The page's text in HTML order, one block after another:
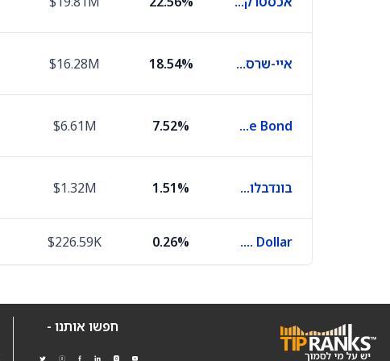
איי-שרס פולן אנג'לס יואסדי בונד 18.54%
$16.28M
BondBloxx BB-Rated USD High Yield Corporate Bond
7.52%
$6.61M
בונדבלוקס CCC רייטד יו אס די היי יילד קורפרייט בונד 1.51%
$1.32M
U.S. Dollar
0.26%
$226.59K
חפשו אותנו -